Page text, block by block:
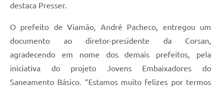
destaca Presser.
O prefeito de Viamão, André Pacheco, entregou um
documento ao diretor-presidente da Corsan,
agradecendo em nome dos demais prefeitos, pela
iniciativa do projeto Jovens Embaixadores do
Saneamento Básico. “Estamos muito felizes por termos